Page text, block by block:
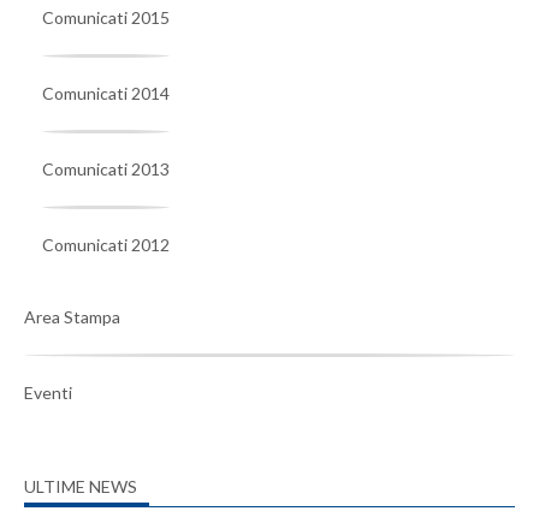
Comunicati 2015
Comunicati 2014
Comunicati 2013
Comunicati 2012
Area Stampa
Eventi
ULTIME NEWS